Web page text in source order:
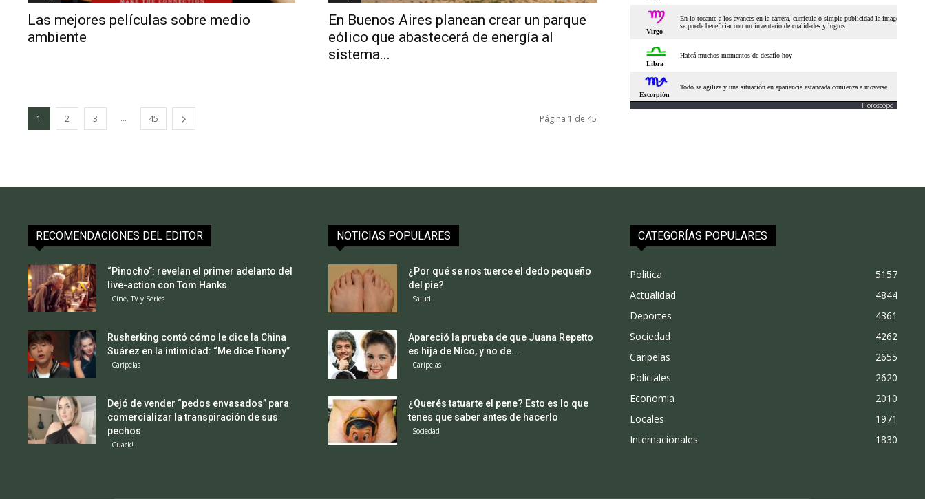
Las mejores películas sobre medio
ambiente
En Buenos Aires planean crear un parque
eólico que abastecerá de energía al
sistema...
1 2 3 ... 45 Página 1 de 45
Horoscopo
RECOMENDACIONES DEL EDITOR
“Pinocho”: revelan el primer adelanto del
live-action con Tom Hanks
Cine, TV y Series
Rusherking contó cómo le dice la China
Suárez en la intimidad: “Me dice Thomy”
Caripelas
Dejó de vender “pedos envasados” para
comercializar la transpiración de sus
pechos
Cuack!
NOTICIAS POPULARES
¿Por qué se nos tuerce el dedo pequeño
del pie?
Salud
Apareció la prueba de que Juana Repetto
es hija de Nico, y no de...
Caripelas
¿Querés tatuarte el pene? Esto es lo que
tenes que saber antes de hacerlo
Sociedad
CATEGORÍAS POPULARES
Politica
5157
Actualidad
4844
Deportes
4361
Sociedad
4262
Caripelas
2655
Policiales
2620
Economia
2010
Locales
1971
Internacionales
1830